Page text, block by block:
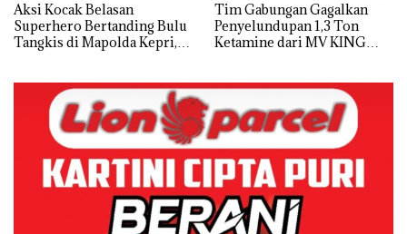
Aksi Kocak Belasan
Superhero Bertanding Bulu
Tangkis di Mapolda Kepri,
Tim Gabungan Gagalkan
Penyelundupan 1,3 Ton
Ketamine dari MV KING